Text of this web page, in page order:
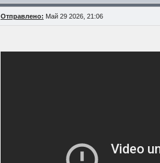
Отправлено: Май 29 2026, 21:06